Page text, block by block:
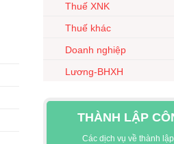
Thuế XNK
Thuế khác
Doanh nghiệp
Lương-BHXH
THÀNH LẬP
Các dịch vụ về thành